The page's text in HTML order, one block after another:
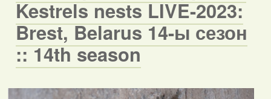
Kestrels nests LIVE-2023:
Brest, Belarus 14-ы сезон
:: 14th season